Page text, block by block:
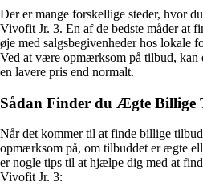
Der er mange forskellige steder, hvor
Vivofit Jr. 3. En af de bedste måder at
øje med salgsbegivenheder hos lokale
Ved at være opmærksom på tilbud,
en lavere pris end normalt.
Sådan Finder du Ægte Billige
Når det kommer til at finde billige
opmærksom på, om tilbuddet er ægte
er nogle tips til at hjælpe dig med at
Vivofit Jr. 3: